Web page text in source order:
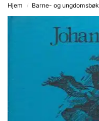
Hjem / Barne- og